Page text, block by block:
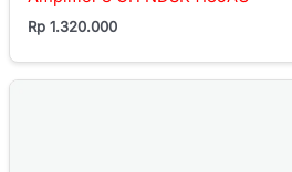
Rp 1.320.000